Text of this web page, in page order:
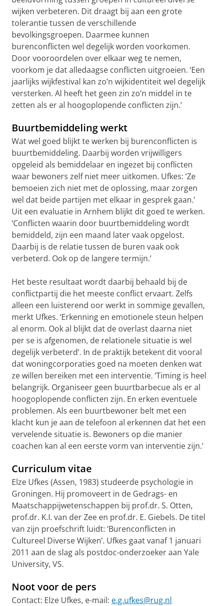
wijken verbeteren. Dit draagt bij aan een grote
tolerantie tussen de verschillende
bevolkingsgroepen. Daarmee kunnen
burenconflicten wel degelijk worden voorkomen.
Door vooroordelen over elkaar weg te nemen,
voorkom je dat alledaagse conflicten uitgroeien. ‘Een
jaarlijks wijkfestival kan zo’n wijkidentiteit wel degelijk
versterken. Al heeft het geen zin zo’n middel in te
zetten als er al hoogoplopende conflicten zijn.’
Buurtbemiddeling werkt
Wat wel goed blijkt te werken bij burenconflicten is
buurtbemiddeling. Daarbij worden vrijwilligers
opgeleid als bemiddelaar en ingezet bij conflicten
waar bewoners zelf niet meer uitkomen. Ufkes: ‘Ze
bemoeien zich niet met de oplossing, maar zorgen
wel dat beide partijen met elkaar in gesprek gaan.’
Uit een evaluatie in Arnhem blijkt dit goed te werken.
‘Conflicten waarin door buurtbemiddeling wordt
bemiddeld, zijn een maand later vaak opgelost.
Daarbij is de relatie tussen de buren vaak ook
verbeterd. Ook op de langere termijn.’
Het beste resultaat wordt daarbij behaald bij de
conflictpartij die het meeste conflict ervaart. Zelfs
alleen een luisterend oor werkt in sommige gevallen,
merkt Ufkes. ‘Erkenning en emotionele steun helpen
al enorm. Ook al blijkt dat de overlast daarna niet
per se is afgenomen, de relationele situatie is wel
degelijk verbeterd’. In de praktijk betekent dit vooral
dat woningcorporaties goed na moeten denken wat
ze willen bereiken met een interventie. ‘Timing is heel
belangrijk. Organiseer geen buurtbarbecue als er al
hoogoplopende conflicten zijn. En erken eventuele
problemen. Als een buurtbewoner belt met een
klacht kun je aan de telefoon al erkennen dat het een
vervelende situatie is. Bewoners op die manier
coachen kan al een eerste vorm van interventie zijn.’
Curriculum vitae
Elze Ufkes (Assen, 1983) studeerde psychologie in
Groningen. Hij promoveert in de Gedrags- en
Maatschappijwetenschappen bij prof.dr. S. Otten,
prof.dr. K.I. van der Zee en prof.dr. E. Giebels. De titel
van zijn proefschrift luidt: ‘Burenconflicten in
Cultureel Diverse Wijken’. Ufkes gaat vanaf 1 januari
2011 aan de slag als postdoc-onderzoeker aan Yale
University, VS.
Noot voor de pers
Contact: Elze Ufkes, e-mail: e.g.ufkes@rug.nl